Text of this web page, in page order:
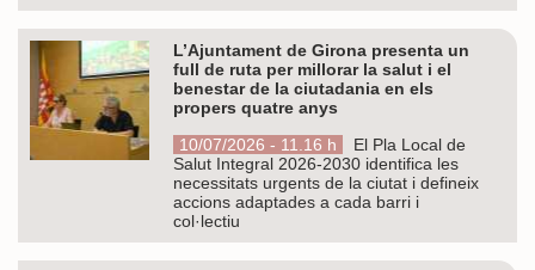
L’Ajuntament de Girona presenta un
full de ruta per millorar la salut i el
benestar de la ciutadania en els
propers quatre anys
10/07/2026 - 11.16 h
El Pla Local de
Salut Integral 2026-2030 identifica les
necessitats urgents de la ciutat i defineix
accions adaptades a cada barri i
col·lectiu